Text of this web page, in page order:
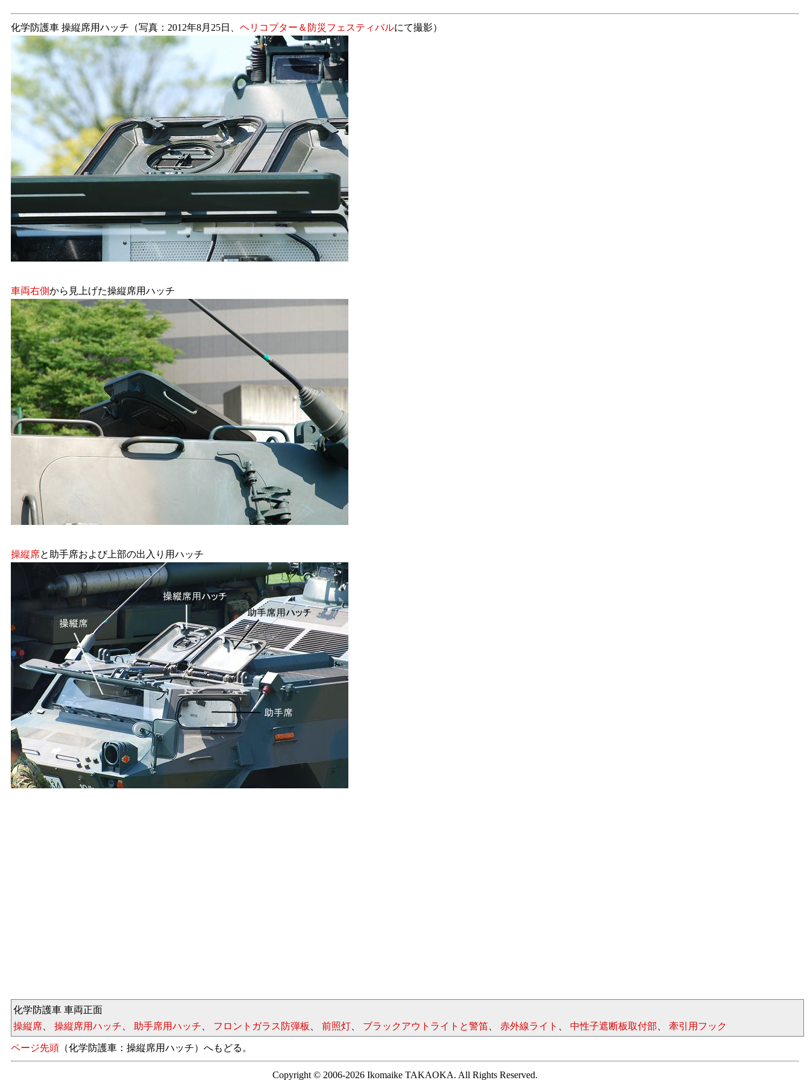
化学防護車 操縦席用ハッチ（写真：2012年8月25日、 ヘリコプター＆防災フェスティバルにて撮影）
車両右側から見上げた操縦席用ハッチ
操縦席と助手席および上部の出入り用ハッチ
化学防護車 車両正面
操縦席、 操縦席用ハッチ、 助手席用ハッチ、 フロントガラス防弾板 、 前照灯、 ブラックアウトライトと警笛、 赤外線ライト 、 中性子遮断板取付部、 牽引用フック
ページ先頭 （化学防護車：操縦席用ハッチ）へもどる。
Copyright © 2006-2026 Ikomaike TAKAOKA. All Rights Reserved.